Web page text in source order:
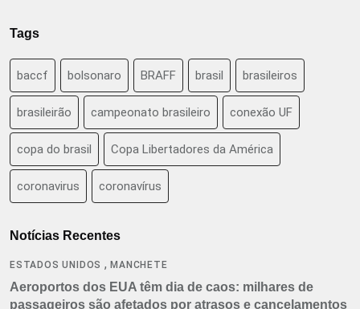
Tags
baccf bolsonaro BRAFF brasil brasileiros
brasileirão campeonato brasileiro conexão UF
copa do brasil Copa Libertadores da América
coronavirus coronavírus
Notícias Recentes
ESTADOS UNIDOS ,MANCHETE
Aeroportos dos EUA têm dia de caos: milhares de
passageiros são afetados por atrasos e cancelamentos